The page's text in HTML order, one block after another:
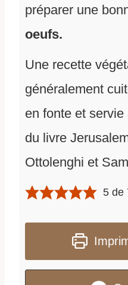
préparer une
oeufs.
Une recette
généralement
en fonte et
du livre
Ottolenghi et
5 de